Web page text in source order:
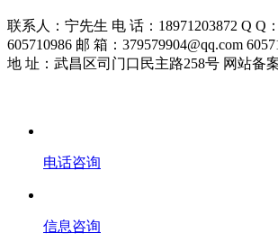
联系人：宁先生 电 话：18971203872 Q Q
605710986 邮 箱：379579904@qq.com
地 址：武昌区司门口民主路258号 网站备
电话咨询
信息咨询